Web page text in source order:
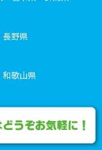
長野県
和歌山県